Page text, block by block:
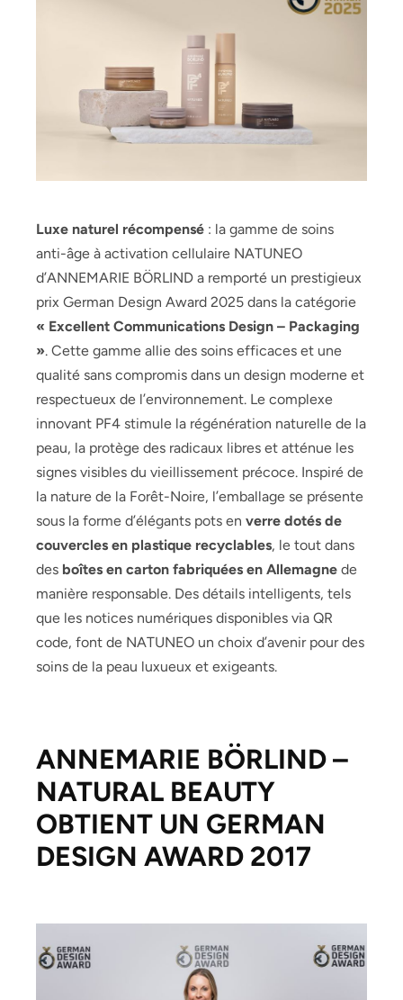
Luxe naturel récompensé : la gamme de soins
anti-âge à activation cellulaire NATUNEO
d’ANNEMARIE BÖRLIND a remporté un prestigieux
prix German Design Award 2025 dans la catégorie
« Excellent Communications Design – Packaging
». Cette gamme allie des soins efficaces et une
qualité sans compromis dans un design moderne et
respectueux de l’environnement. Le complexe
innovant PF4 stimule la régénération naturelle de la
peau, la protège des radicaux libres et atténue les
signes visibles du vieillissement précoce. Inspiré de
la nature de la Forêt-Noire, l’emballage se présente
sous la forme d’élégants pots en verre dotés de
couvercles en plastique recyclables, le tout dans
des boîtes en carton fabriquées en Allemagne de
manière responsable. Des détails intelligents, tels
que les notices numériques disponibles via QR
code, font de NATUNEO un choix d’avenir pour des
soins de la peau luxueux et exigeants.
ANNEMARIE BÖRLIND –
NATURAL BEAUTY
OBTIENT UN GERMAN
DESIGN AWARD 2017